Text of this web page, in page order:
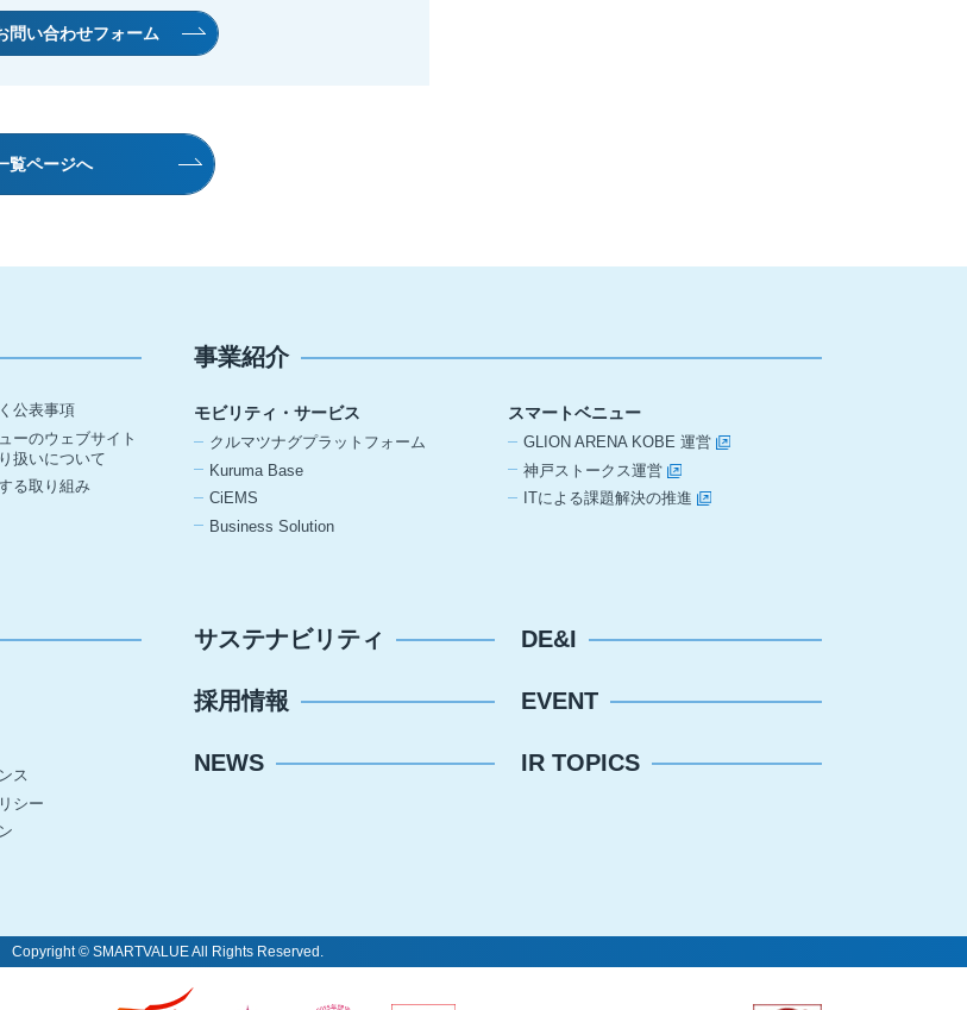
問い合わせフォーム
覧ページへ
公表事項
ーのウェブサイト
扱いについて
る取り組み
事業紹介
モビリティ・サービス
クルマツナグプラットフォーム
Kuruma Base
CiEMS
Business Solution
スマートベニュー
GLION ARENA KOBE 運営
神戸ストークス運営
ITによる課題解決の推進
ス
シー
サステナビリティ DE&I
採用情報 EVENT
NEWS IR TOPICS
Copyright © SMARTVALUE All Rights Reserved.